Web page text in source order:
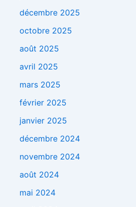
décembre 2025
octobre 2025
août 2025
avril 2025
mars 2025
février 2025
janvier 2025
décembre 2024
novembre 2024
août 2024
mai 2024